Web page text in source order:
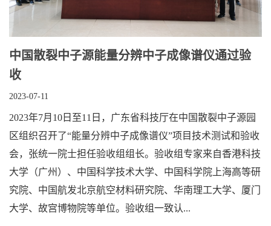
中国散裂中子源能量分辨中子成像谱仪通过验
收
2023-07-11
2023年7月10日至11日，广东省科技厅在中国散裂中子源园
区组织召开了“能量分辨中子成像谱仪”项目技术测试和验收
会，张统一院士担任验收组组长。验收组专家来自香港科技
大学（广州）、中国科学技术大学、中国科学院上海高等研
究院、中国航发北京航空材料研究院、华南理工大学、厦门
大学、故宫博物院等单位。验收组一致认...